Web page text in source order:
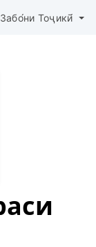
Забо́ни Тоҷикӣ́